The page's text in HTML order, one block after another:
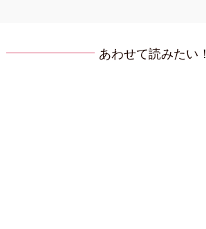
あわせて読みたい！